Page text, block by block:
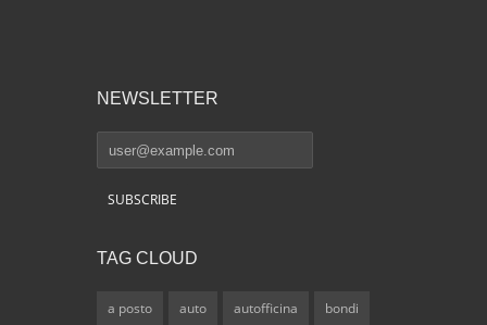
NEWSLETTER
TAG CLOUD
a posto auto autofficina bondi